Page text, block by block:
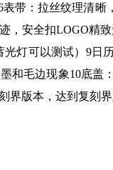
带：拉丝纹理清
，安全扣LOGO精
灯可以测试）️9日
和毛边现象10底盖
界版本，达到复刻界